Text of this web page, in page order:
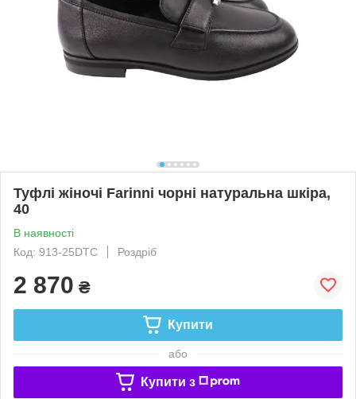
Туфлі жіночі Farinni чорні натуральна шкіра,
40
В наявності
Код: 913-25DTC
Роздріб
2 870 ₴
Купити
або
Купити з